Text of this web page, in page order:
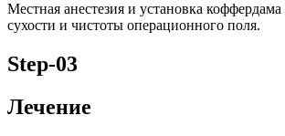
Местная анестезия и установка
сухости и чистоты операционного поля.
Step-03
Лечение